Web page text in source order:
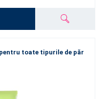
pentru toate tipurile de păr